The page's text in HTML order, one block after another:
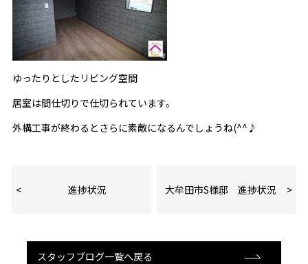
ゆったりとしたリビング空間
居室は間仕切りで仕切られています。
外構工事が終わるとさらに素敵になるんでしょうね(^^♪
進捗状況 大牟田市S様邸 進捗状況
スタッフブログ一覧へ戻る